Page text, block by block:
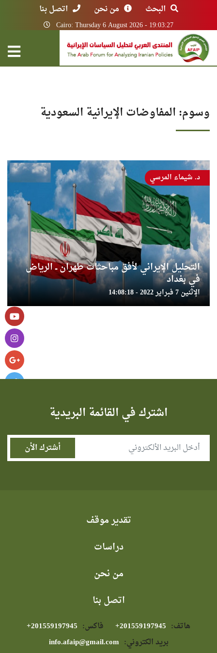
البحث من نحن اتصل بنا
Cairo: Thursday 6 August 2026 - 19:03:27
وسوم: المفاوضات الإيرانية السعودية
التحليل الإيراني لأفق مباحثات طهران ــ الرياض
في بغداد
الإثنين 7 فبراير 2022 - 14:08:18
د. شيماء المرسي
اشترك في القائمة البريدية
تقدير موقف
دراسات
من نحن
اتصل بنا
هاتف: فاكس:
بريد الكتروني: info.afaip@gmail.com